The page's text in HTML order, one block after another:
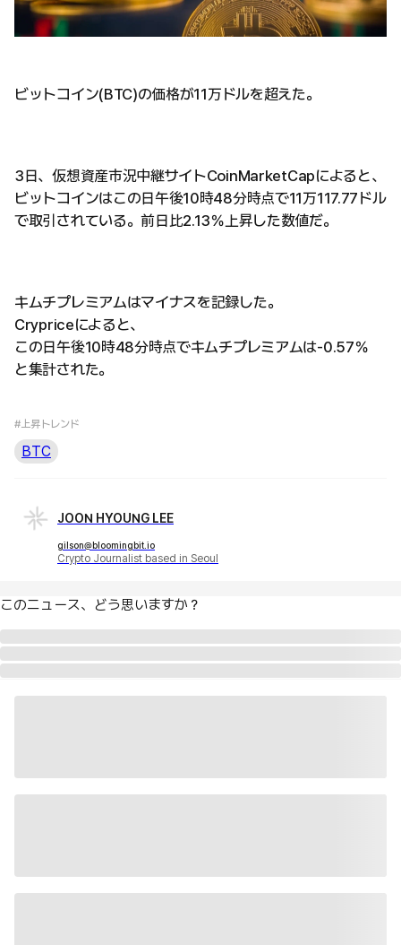
ビットコイン(BTC)の価格が11万ドルを超えた。
3日、仮想資産市況中継サイトCoinMarketCapによると、
ビットコインはこの日午後10時48分時点で11万117.77ドル
で取引されている。前日比2.13％上昇した数値だ。
キムチプレミアムはマイナスを記録した。
Crypriceによると、
この日午後10時48分時点でキムチプレミアムは-0.57％
と集計された。
#上昇トレンド
BTC
JOON HYOUNG LEE
gilson@bloomingbit.io
Crypto Journalist based in Seoul
このニュース、どう思いますか？